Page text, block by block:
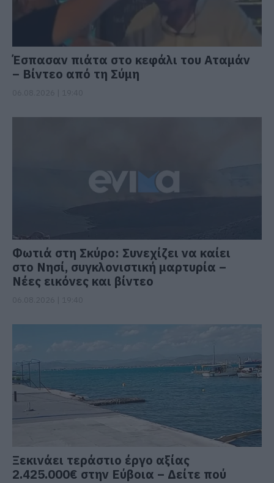
Έσπασαν πιάτα στο κεφάλι του Αταμάν
– Βίντεο από τη Σύμη
Φωτιά στη Σκύρο: Συνεχίζει να καίει
στο Νησί, συγκλονιστική μαρτυρία –
Νέες εικόνες και βίντεο
Ξεκινάει τεράστιο έργο αξίας
2.425.000€ στην Εύβοια – Δείτε πού